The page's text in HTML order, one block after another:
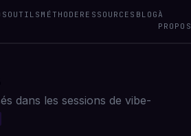
OUTILS MÉTHODE RESSOURCES BLOGÀ
PROPOS
dans les sessions de vibe-